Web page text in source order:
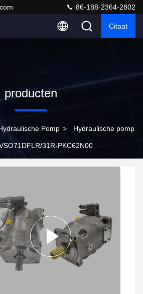
86-188-2364-2802
Citaat
producten
Pomp > Hydraulische pomp
31R-PKC62N00